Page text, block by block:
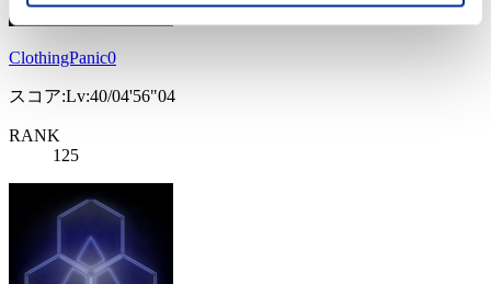
ClothingPanic0
スコア:Lv:40/04'56"04
RANK
125